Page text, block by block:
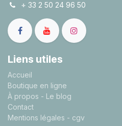
+ 33 2 50 24 96 50
Liens utiles
Accueil
Boutique en ligne
À propos - Le blog
Contact
Mentions légales - cgv